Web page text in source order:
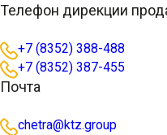
Телефон дирекции
+7 (8352) 388-488
+7 (8352) 387-455
Почта
chetra@ktz.group